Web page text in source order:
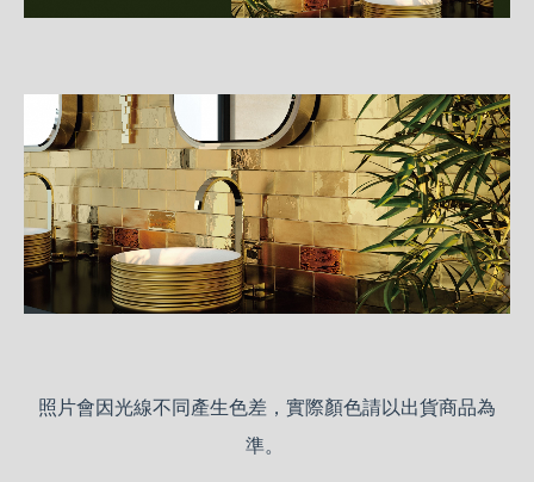
照片會因光線不同產生色差，實際顏色請以出貨商品為
準。